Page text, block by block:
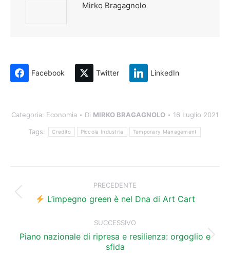
Mirko Bragagnolo
Facebook Twitter LinkedIn
Categoria: Economia Di MIRKO BRAGAGNOLO 16 Luglio 2021
Tags: Credito Piccola Industria Temporary Management
tra
PRECEDENTE
Post
L’impegno green è nel Dna di Art Cart
SUCCESSIVO
Prossimo
post:
Piano nazionale di ripresa e resilienza: orgoglio e
sfida